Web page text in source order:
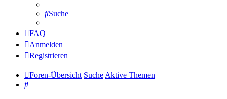
Suche
FAQ
Anmelden
Registrieren
Foren-Übersicht SucheAktive Themen
Suche